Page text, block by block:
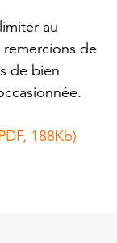
au
remercions de
de bien
188Kb)